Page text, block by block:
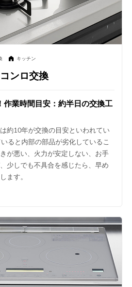
キッチン
ンロ交換
業時間目安：約半日の交換工
約10年が交換の目安といわれてい
ると内部の部品が劣化しているこ
が悪い、火力が安定しない、お手
少しでも不具合を感じたら、早め
ます。